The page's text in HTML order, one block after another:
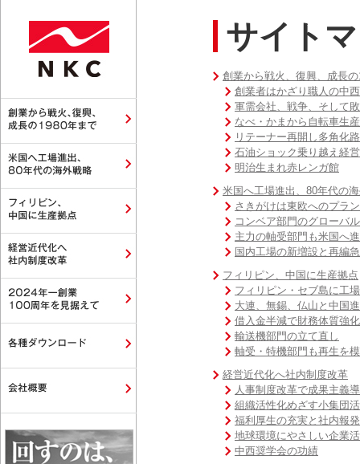
サイト
創業から戦火、復興、成⻑
創業者はかざり職人の中
軍需会社、戦争、そして
なべ・かまから自転車生
リテーナー再開し多角化
石油ショック乗り越え経
明治生まれ赤レンガ館
米国へ工場進出、80年代の
さきがけは東欧へのプラ
コンベア部門のグローバ
主力の軸受部門も米国へ
国内工場の新増設と再編
フィリピン、中国に生産拠点
フィリピン・セブ島に工
大連、無錫、仏山と中国
借入金半減で財務体質強化
輸送機部門の立て直し
軸受・特機部門も再生を
経営近代化へ社内制度改⾰
人事制度改革で成果主義
組織活性化めざす小集団
福利厚生の充実と社内報
地球環境にやさしい企業
中西奨学会の功績